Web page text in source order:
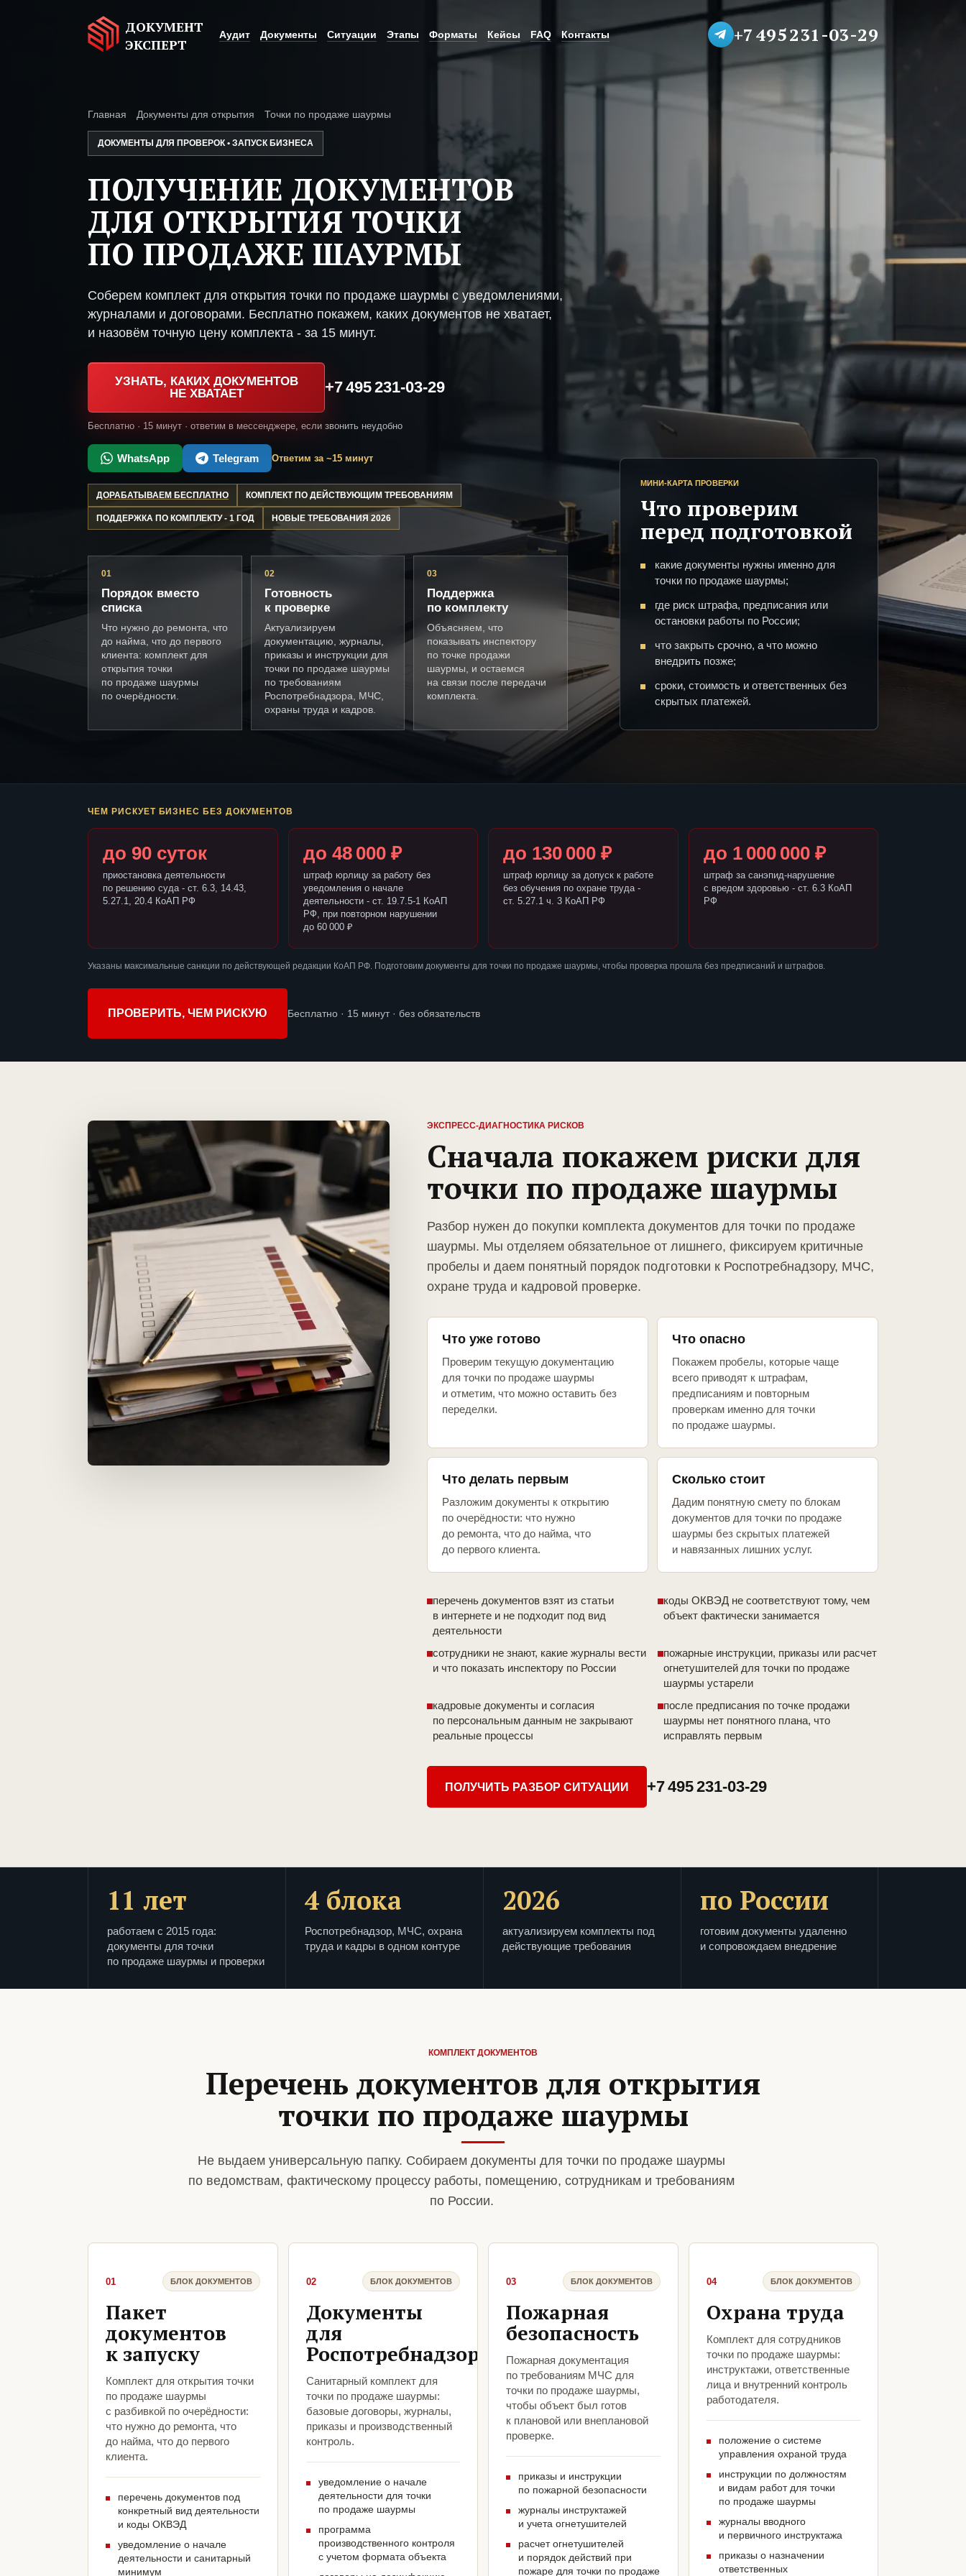
ДОКУМЕНТ
ЭКСПЕРТ
Аудит Документы Ситуации Этапы Форматы Кейсы FAQ Контакты +7 495 231-03-29
Главная Документы для открытия Точки по продаже шаурмы
ДОКУМЕНТЫ ДЛЯ ПРОВЕРОК • ЗАПУСК БИЗНЕСА
ПОЛУЧЕНИЕ ДОКУМЕНТОВ
ДЛЯ ОТКРЫТИЯ ТОЧКИ
ПО ПРОДАЖЕ ШАУРМЫ
Соберем комплект для открытия точки по продаже шаурмы с уведомлениями,
журналами и договорами. Бесплатно покажем, каких документов не хватает,
и назовём точную цену комплекта - за 15 минут.
УЗНАТЬ, КАКИХ ДОКУМЕНТОВ
НЕ ХВАТАЕТ
+7 495 231-03-29
Бесплатно · 15 минут · ответим в мессенджере, если звонить неудобно
WhatsApp Telegram Ответим за ~15 минут
ДОРАБАТЫВАЕМ БЕСПЛАТНО КОМПЛЕКТ ПО ДЕЙСТВУЮЩИМ ТРЕБОВАНИЯМ
ПОДДЕРЖКА ПО КОМПЛЕКТУ - 1 ГОД НОВЫЕ ТРЕБОВАНИЯ 2026
01
Порядок вместо
списка
Что нужно до ремонта, что
до найма, что до первого
клиента: комплект для
открытия точки
по продаже шаурмы
по очерёдности.
02
Готовность
к проверке
Актуализируем
документацию, журналы,
приказы и инструкции для
точки по продаже шаурмы
по требованиям
Роспотребнадзора, МЧС,
охраны труда и кадров.
03
Поддержка
по комплекту
Объясняем, что
показывать инспектору
по точке продажи
шаурмы, и остаемся
на связи после передачи
комплекта.
МИНИ-КАРТА ПРОВЕРКИ
Что проверим
перед подготовкой
какие документы нужны именно для
точки по продаже шаурмы;
где риск штрафа, предписания или
остановки работы по России;
что закрыть срочно, а что можно
внедрить позже;
сроки, стоимость и ответственных без
скрытых платежей.
ЧЕМ РИСКУЕТ БИЗНЕС БЕЗ ДОКУМЕНТОВ
до 90 суток
приостановка деятельности
по решению суда - ст. 6.3, 14.43,
5.27.1, 20.4 КоАП РФ
до 48 000 ₽
штраф юрлицу за работу без
уведомления о начале
деятельности - ст. 19.7.5-1 КоАП
РФ, при повторном нарушении
до 60 000 ₽
до 130 000 ₽
штраф юрлицу за допуск к работе
без обучения по охране труда -
ст. 5.27.1 ч. 3 КоАП РФ
до 1 000 000 ₽
штраф за санэпид-нарушение
с вредом здоровью - ст. 6.3 КоАП
РФ
Указаны максимальные санкции по действующей редакции КоАП РФ. Подготовим документы для точки по продаже шаурмы, чтобы проверка прошла без предписаний и штрафов.
ПРОВЕРИТЬ, ЧЕМ РИСКУЮ Бесплатно · 15 минут · без обязательств
ЭКСПРЕСС-ДИАГНОСТИКА РИСКОВ
Сначала покажем риски для
точки по продаже шаурмы
Разбор нужен до покупки комплекта документов для точки по продаже
шаурмы. Мы отделяем обязательное от лишнего, фиксируем критичные
пробелы и даем понятный порядок подготовки к Роспотребнадзору, МЧС,
охране труда и кадровой проверке.
Что уже готово
Проверим текущую документацию
для точки по продаже шаурмы
и отметим, что можно оставить без
переделки.
Что опасно
Покажем пробелы, которые чаще
всего приводят к штрафам,
предписаниям и повторным
проверкам именно для точки
по продаже шаурмы.
Что делать первым
Разложим документы к открытию
по очерёдности: что нужно
до ремонта, что до найма, что
до первого клиента.
Сколько стоит
Дадим понятную смету по блокам
документов для точки по продаже
шаурмы без скрытых платежей
и навязанных лишних услуг.
перечень документов взят из статьи
в интернете и не подходит под вид
деятельности
коды ОКВЭД не соответствуют тому, чем
объект фактически занимается
сотрудники не знают, какие журналы вести
и что показать инспектору по России
пожарные инструкции, приказы или расчет
огнетушителей для точки по продаже
шаурмы устарели
кадровые документы и согласия
по персональным данным не закрывают
реальные процессы
после предписания по точке продажи
шаурмы нет понятного плана, что
исправлять первым
ПОЛУЧИТЬ РАЗБОР СИТУАЦИИ +7 495 231-03-29
11 лет
работаем с 2015 года:
документы для точки
по продаже шаурмы и проверки
4 блока
Роспотребнадзор, МЧС, охрана
труда и кадры в одном контуре
2026
актуализируем комплекты под
действующие требования
по России
готовим документы удаленно
и сопровождаем внедрение
КОМПЛЕКТ ДОКУМЕНТОВ
Перечень документов для открытия
точки по продаже шаурмы
Не выдаем универсальную папку. Собираем документы для точки по продаже шаурмы
по ведомствам, фактическому процессу работы, помещению, сотрудникам и требованиям
по России.
01 БЛОК ДОКУМЕНТОВ
Пакет
документов
к запуску
Комплект для открытия точки
по продаже шаурмы
с разбивкой по очерёдности:
что нужно до ремонта, что
до найма, что до первого
клиента.
перечень документов под
конкретный вид деятельности
и коды ОКВЭД
уведомление о начале
деятельности и санитарный
минимум
02 БЛОК ДОКУМЕНТОВ
Документы
для
Роспотребнадзора
Санитарный комплект для
точки по продаже шаурмы:
базовые договоры, журналы,
приказы и производственный
контроль.
уведомление о начале
деятельности для точки
по продаже шаурмы
программа
производственного контроля
с учетом формата объекта
03 БЛОК ДОКУМЕНТОВ
Пожарная
безопасность
Пожарная документация
по требованиям МЧС для
точки по продаже шаурмы,
чтобы объект был готов
к плановой или внеплановой
проверке.
приказы и инструкции
по пожарной безопасности
журналы инструктажей
и учета огнетушителей
расчет огнетушителей
и порядок действий при
пожаре для точки по продаже
04 БЛОК ДОКУМЕНТОВ
Охрана труда
Комплект для сотрудников
точки по продаже шаурмы:
инструктажи, ответственные
лица и внутренний контроль
работодателя.
положение о системе
управления охраной труда
инструкции по должностям
и видам работ для точки
по продаже шаурмы
журналы вводного
и первичного инструктажа
приказы о назначении
ответственных